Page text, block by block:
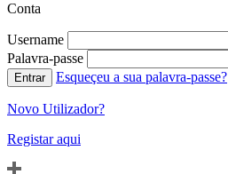
Conta
Username
Palavra-passe
Esqueçeu a sua palavra-passe?
Novo Utilizador?
Registar aqui